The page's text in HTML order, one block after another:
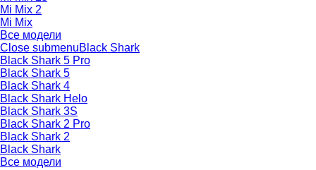
Mi Mix 2
Mi Mix
Все модели
Close submenuBlack Shark
Black Shark 5 Pro
Black Shark 5
Black Shark 4
Black Shark Helo
Black Shark 3S
Black Shark 2 Pro
Black Shark 2
Black Shark
Все модели